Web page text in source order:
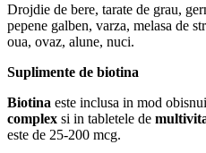
Drojdie de bere, tarate de grau,
pepene galben, varza, melasa de
oua, ovaz, alune, nuci.
Suplimente de biotina
Biotina este inclusa in mod
complex si in tabletele de
este de 25-200 mcg.